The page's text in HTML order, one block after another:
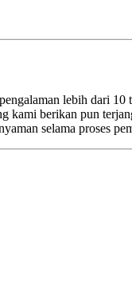
lebih dari
kami berikan pun
selama proses